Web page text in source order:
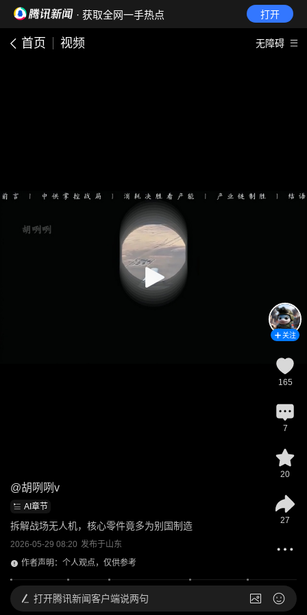
· 获取全网一手热点 打开
首页 视频 无障碍
@胡咧咧v
AI章节
拆解战场无人机，核心零件竟多为别国制造
2026-05-29 08:20 发布于山东
作者声明：个人观点，仅供参考
关注
165
7
20
27
打开腾讯新闻客户端说两句